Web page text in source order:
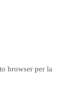
browser per la